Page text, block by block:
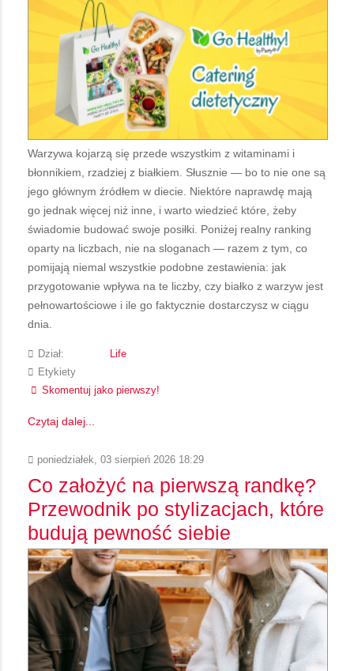
Warzywa kojarzą się przede wszystkim z witaminami i
błonnikiem, rzadziej z białkiem. Słusznie — bo to nie one są
jego głównym źródłem w diecie. Niektóre naprawdę mają
go jednak więcej niż inne, i warto wiedzieć które, żeby
świadomie budować swoje posiłki. Poniżej realny ranking
oparty na liczbach, nie na sloganach — razem z tym, co
pomijają niemal wszystkie podobne zestawienia: jak
przygotowanie wpływa na te liczby, czy białko z warzyw jest
pełnowartościowe i ile go faktycznie dostarczysz w ciągu
dnia.
Dział:
Life
Etykiety
Skomentuj jako pierwszy!
Czytaj dalej...
poniedziałek, 03 sierpień 2026 18:29
Co założyć na pierwszą randkę?
Przewodnik po stylizacjach, które
budują pewność siebie